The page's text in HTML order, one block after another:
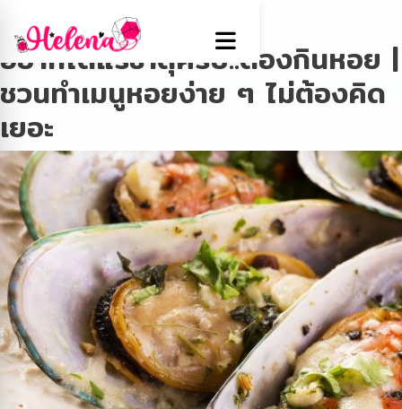
Tag:หอยแครงลวก
อยากได้แร่ธาตุครบ..ต้องกินหอย |
ชวนทำเมนูหอยง่าย ๆ ไม่ต้องคิด
เยอะ